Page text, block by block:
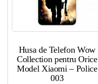
Husa de Telefon Wow
Collection pentru Orice
Model Xiaomi – Police
003